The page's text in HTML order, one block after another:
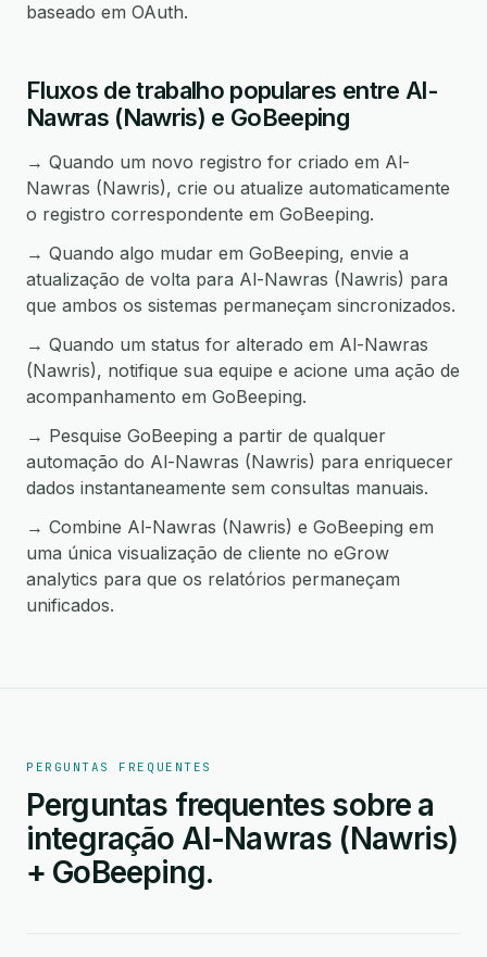
baseado em OAuth.
Fluxos de trabalho populares entre Al-
Nawras (Nawris) e GoBeeping
→ Quando um novo registro for criado em Al-
Nawras (Nawris), crie ou atualize automaticamente
o registro correspondente em GoBeeping.
→ Quando algo mudar em GoBeeping, envie a
atualização de volta para Al-Nawras (Nawris) para
que ambos os sistemas permaneçam sincronizados.
→ Quando um status for alterado em Al-Nawras
(Nawris), notifique sua equipe e acione uma ação de
acompanhamento em GoBeeping.
→ Pesquise GoBeeping a partir de qualquer
automação do Al-Nawras (Nawris) para enriquecer
dados instantaneamente sem consultas manuais.
→ Combine Al-Nawras (Nawris) e GoBeeping em
uma única visualização de cliente no eGrow
analytics para que os relatórios permaneçam
unificados.
PERGUNTAS FREQUENTES
Perguntas frequentes sobre a
integração Al-Nawras (Nawris)
+ GoBeeping.